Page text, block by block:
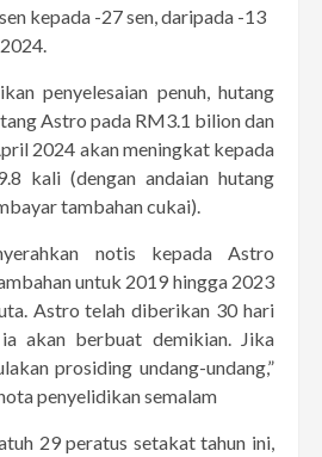
kepada -27 sen, daripada -13
penyelesaian penuh, hutang
Astro pada RM3.1 bilion dan
2024 akan meningkat kepada
kali (dengan andaian hutang
tambahan cukai).
notis kepada Astro
untuk 2019 hingga 2023
Astro telah diberikan 30 hari
akan berbuat demikian. Jika
prosiding undang-undang,”
penyelidikan semalam
29 peratus setakat tahun ini,